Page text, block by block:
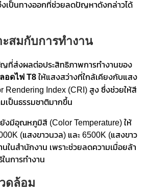
งเป็นทางออกที่ช่วยลดปัญหาดังกล่าวได้
ะสมกับการทำงาน
ที่ส่งผลต่อประสิทธิภาพการทำงานของ
อดไฟ T8ให้แสงสว่างที่ใกล้เคียงกับแสง
Rendering Index (CRI) สูง ซึ่งช่วยให้สี
เป็นธรรมชาติมากขึ้น
งมีอุณหภูมิสี (Color Temperature) ให้
(แสงขาวนวล) และ 6500K (แสงขาว
นในสำนักงาน เพราะช่วยลดความเมื่อยล้า
นการทำงาน
ดล้อม